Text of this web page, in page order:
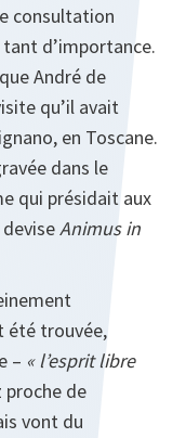
consultation
d’importance.
André de
qu’il avait
en Toscane.
dans le
qui présidait aux
Animus in
été trouvée,
– « l’esprit libre
proche de
vont du